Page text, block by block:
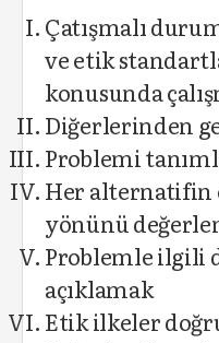
Çatışmalı
ve etik
konusunda
Diğerlerinden
Problemi
Her alternatifin
yönünü
Problemle ilgili
açıklamak
Etik ilkeler